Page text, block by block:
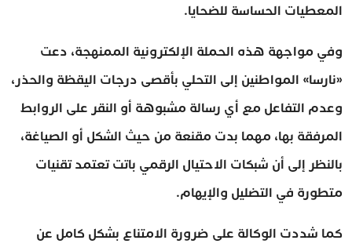
المعطيات الحساسة للضحايا.
وفي مواجهة هذه الحملة الإلكترونية الممنهجة، دعت
«نارسا» المواطنين إلى التحلي بأقصى درجات اليقظة والحذر،
وعدم التفاعل مع أي رسالة مشبوهة أو النقر على الروابط
المرفقة بها، مهما بدت مقنعة من حيث الشكل أو الصياغة،
بالنظر إلى أن شبكات الاحتيال الرقمي باتت تعتمد تقنيات
متطورة في التضليل والإيهام.
كما شددت الوكالة على ضرورة الامتناع بشكل كامل عن